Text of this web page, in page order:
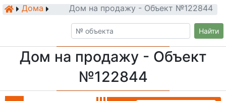
Дома Дом на продажу - Объект №122844
Найти
Дом на продажу - Объект
№122844